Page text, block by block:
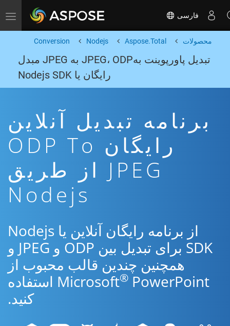
Toggle navigation فارسی
محصولات Aspose.Total
Nodejs
Conversion
تبدیل پاورپوینت بهJPEG، ODP به JPEG مبدل
رایگان یا Nodejs SDK
برنامه تبدیل آنلاین
رایگان ODP To
JPEG از طریق
Nodejs
از برنامه رایگان آنلاین یا Nodejs
SDK برای تبدیل بین ODP و JPEG و
همچنین چندین قالب محبوب از
Microsoft®
PowerPoint استفاده
کنید.